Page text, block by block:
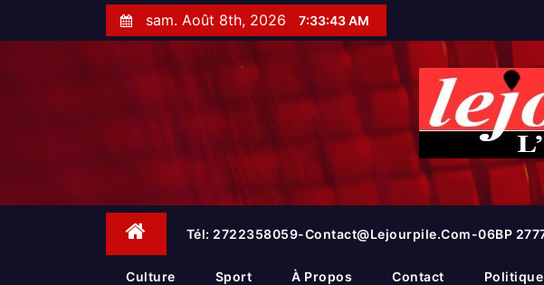
t
sam. Août 8th, 2026 7:33:44 AM
Tél: 2722358059-Contact@lejourpile.com-06BP
Culture Sport À Propos Contact